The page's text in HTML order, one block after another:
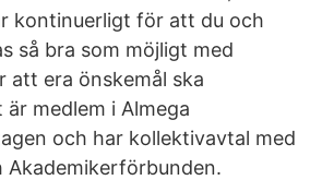
kontinuerligt för att du och
så bra som möjligt med
att era önskemål ska
medlem i Almega
och har kollektivavtal med
Akademikerförbunden.